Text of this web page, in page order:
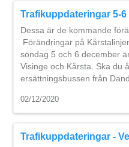
Trafikuppdateringar 5-
Dessa är de kommande
Förändringar på
söndag 5 och 6 december
Visinge och Kårsta. Ska du
ersättningsbussen från
02/12/2020
Trafikuppdateringar -